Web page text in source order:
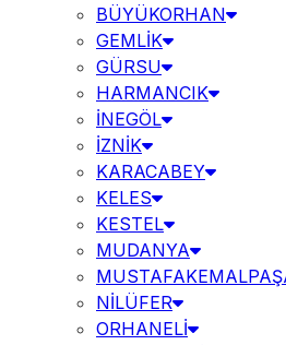
BÜYÜKORHAN
GEMLİK
GÜRSU
HARMANCIK
İNEGÖL
İZNİK
KARACABEY
KELES
KESTEL
MUDANYA
NİLÜFER
ORHANELİ